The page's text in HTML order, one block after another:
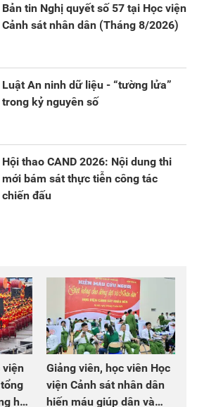
Bản tin Nghị quyết số 57 tại Học viện
Cảnh sát nhân dân (Tháng 8/2026)
Luật An ninh dữ liệu - “tường lửa”
trong kỷ nguyên số
Hội thao CAND 2026: Nội dung thi
mới bám sát thực tiễn công tác
chiến đấu
viện
hội
Giảng viên, học viên Học
viện Cảnh sát nhân dân
hiến máu giúp dân và